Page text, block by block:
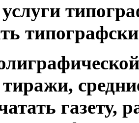
газету,